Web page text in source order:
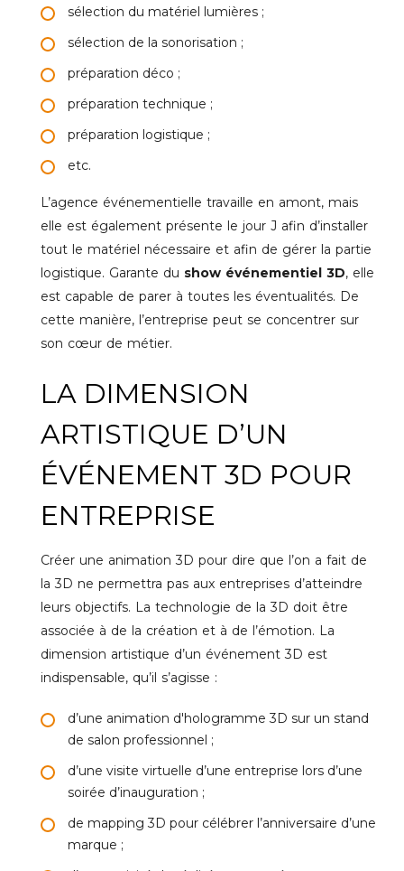
sélection du matériel lumières ;
sélection de la sonorisation ;
préparation déco ;
préparation technique ;
préparation logistique ;
etc.
L’agence événementielle travaille en amont, mais
elle est également présente le jour J afin d’installer
tout le matériel nécessaire et afin de gérer la partie
logistique. Garante du show événementiel 3D, elle
est capable de parer à toutes les éventualités. De
cette manière, l’entreprise peut se concentrer sur
son cœur de métier.
LA DIMENSION
ARTISTIQUE D’UN
ÉVÉNEMENT 3D POUR
ENTREPRISE
Créer une animation 3D pour dire que l’on a fait de
la 3D ne permettra pas aux entreprises d’atteindre
leurs objectifs. La technologie de la 3D doit être
associée à de la création et à de l’émotion. La
dimension artistique d’un événement 3D est
indispensable, qu’il s’agisse :
d’une animation d'hologramme 3D sur un stand
de salon professionnel ;
d’une visite virtuelle d’une entreprise lors d’une
soirée d’inauguration ;
de mapping 3D pour célébrer l’anniversaire d’une
marque ;